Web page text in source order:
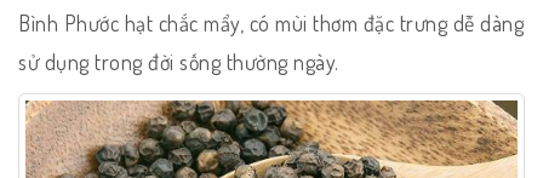
Bình Phước hạt chắc mẩy, có mùi thơm đặc trưng dễ dàng
sử dụng trong đời sống thường ngày.